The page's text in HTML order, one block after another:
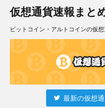
仮想通貨速報まと
ビットコイン・アルトコインの仮
最新の仮想